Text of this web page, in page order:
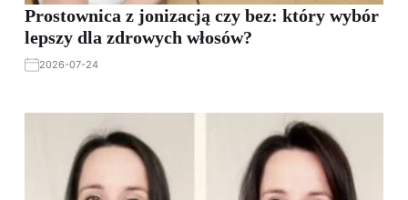
Prostownica z jonizacją czy bez: który wybór
lepszy dla zdrowych włosów?
2026-07-24